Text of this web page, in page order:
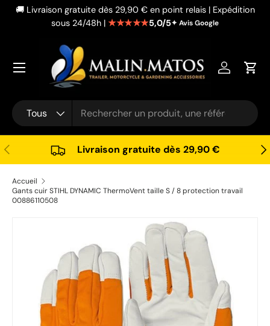
Aller au contenu
🚚 Livraison gratuite dès 29,90 € en point relais | Expédition
sous 24/48h | ★★★★★5,0/5✦ Avis Google
Recherche
Type de produit
Tous
Se
Précédent Livraison gratuite dès 29,90 €
Accueil
Gants cuir STIHL DYNAMIC ThermoVent taille S / 8 protection travail
00886110508
Passer aux informations produits